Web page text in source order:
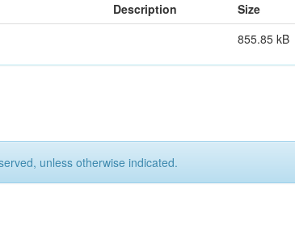
Description Size
855.85 kB
unless otherwise indicated.